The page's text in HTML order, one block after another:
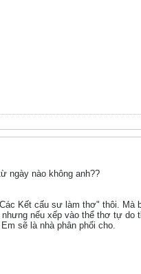
ngày nào không anh??
Kết cấu sư làm thơ" thôi.
nếu xếp vào thể thơ tự do
sẽ là nhà phân phối cho.